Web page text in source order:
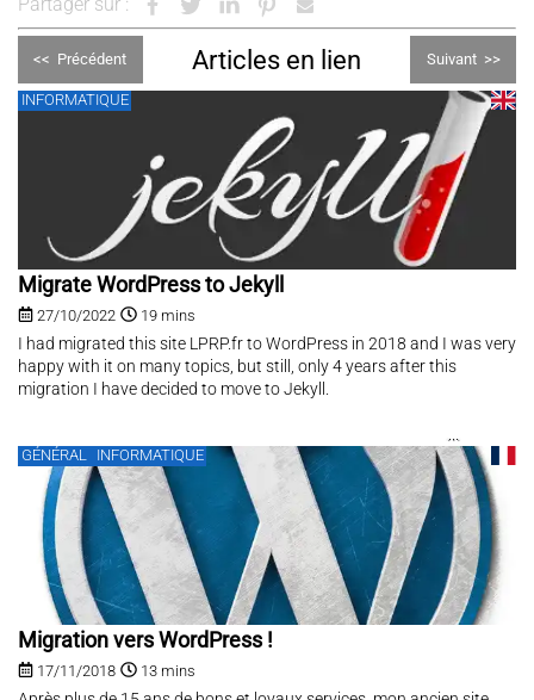
<< Précédent Articles en lien Suivant >>
INFORMATIQUE
Migrate WordPress to Jekyll
27/10/2022 19 mins
I had migrated this site LPRP.fr to WordPress in 2018 and I was very
happy with it on many topics, but still, only 4 years after this
migration I have decided to move to Jekyll.
GÉNÉRAL INFORMATIQUE
Migration vers WordPress !
17/11/2018 13 mins